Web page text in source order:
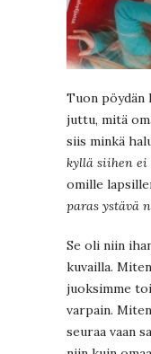
Tuon pöydän
juttu, mitä
siis minkä
kyllä siihen ei
omille
paras ystävä
Se oli niin
kuvailla.
juoksimme
varpain.
seuraa vaan